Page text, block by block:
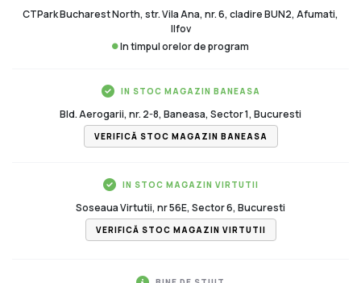
CTPark Bucharest North, str. Vila Ana, nr. 6, cladire BUN2, Afumati,
Ilfov
In timpul orelor de program
IN STOC MAGAZIN BANEASA
Bld. Aerogarii, nr. 2-8, Baneasa, Sector 1, Bucuresti
VERIFICĂ STOC MAGAZIN BANEASA
IN STOC MAGAZIN VIRTUTII
Soseaua Virtutii, nr 56E, Sector 6, Bucuresti
VERIFICĂ STOC MAGAZIN VIRTUTII